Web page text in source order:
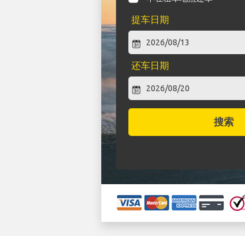
提车日期
还车日期
搜索